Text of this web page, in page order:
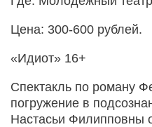
Цена: 300-600 рублей.
«Идиот» 16+
Спектакль по роману
погружение в
Настасьи Филипповны